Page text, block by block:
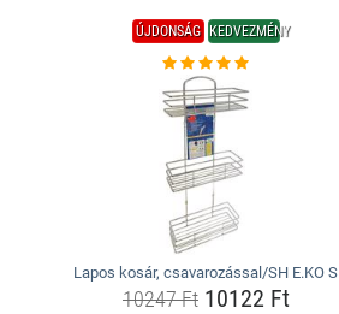
ÚJDONSÁG KEDVEZMÉNY
Lapos kosár, csavarozással/SH E.KO S
10247 Ft10122 Ft